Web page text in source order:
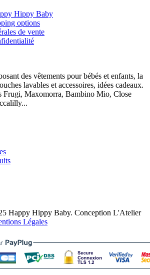
Hippy Baby
options
de vente
des vêtements pour bébés et enfants, la
lavables et accessoires, idées cadeaux.
Frugi, Maxomorra, Bambino Mio, Close
Happy Hippy Baby. Conception L'Atelier
Légales